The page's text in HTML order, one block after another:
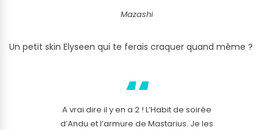
Mazashi
Un petit skin Elyseen qui te ferais craquer quand même ?
A vrai dire il y en a 2 ! L’Habit de soirée
d’Andu et l’armure de Mastarius. Je les